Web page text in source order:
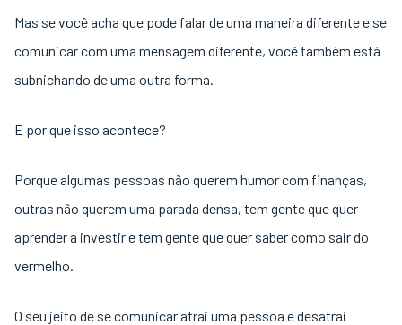
Mas se você acha que pode falar de uma maneira diferente e se
comunicar com uma mensagem diferente, você também está
subnichando de uma outra forma.
E por que isso acontece?
Porque algumas pessoas não querem humor com finanças,
outras não querem uma parada densa, tem gente que quer
aprender a investir e tem gente que quer saber como sair do
vermelho.
O seu jeito de se comunicar atrai uma pessoa e desatrai